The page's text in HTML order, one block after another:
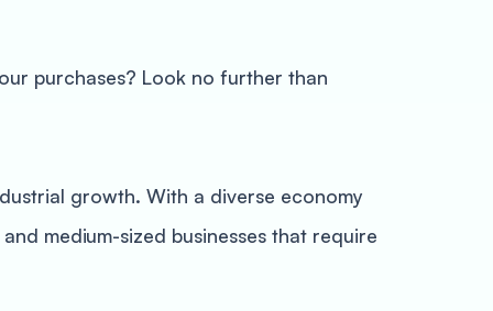
purchases? Look no further than
growth. With a diverse economy
medium-sized businesses that require